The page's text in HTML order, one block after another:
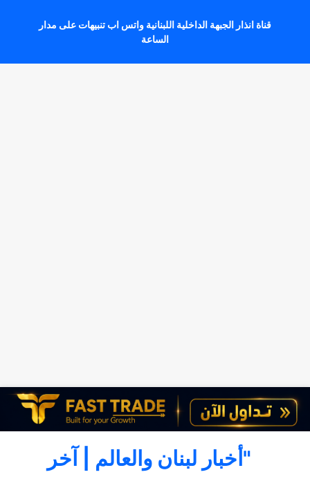
قناة انذار الجبهة الداخلية اللبنانية واتس اب تنبيهات على مدار
الساعة
"أخبار لبنان والعالم | آخر